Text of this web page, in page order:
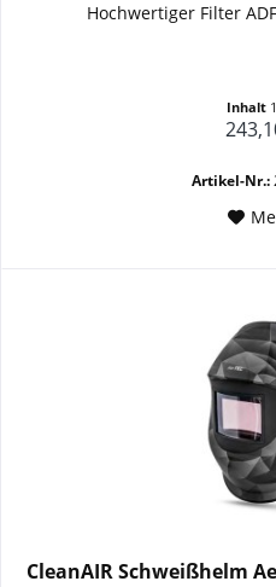
Hochwertiger Filter
Inhalt
Artikel-Nr.:
CleanAIR Schweißhelm